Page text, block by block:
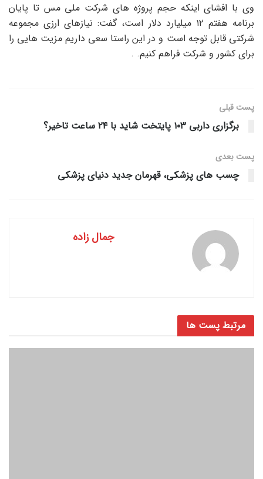
وی با افشای اینکه حجم پروژه های شرکت ملی مس تا پایان
برنامه هفتم ۱۲ میلیارد دلار است، گفت: نیازهای ارزی مجموعه
شرکتی قابل توجه است و در این راستا سعی داریم مزیت هایی را
برای کشور و شرکت فراهم کنیم. .
پست قبلی
برگزاری داربی ۱۰۳ پایتخت شاید با ۲۴ ساعت تاخیر؟
پست‌ بعدی
چسب های پزشکی، قهرمان جدید دنیای پزشکی
جمال زاده
مرتبط پست ها